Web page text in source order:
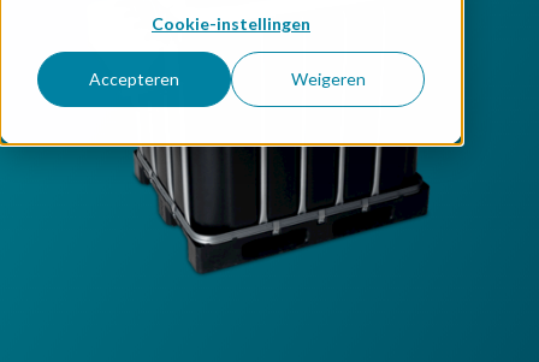
Cookie-instellingen
Accepteren Weigeren